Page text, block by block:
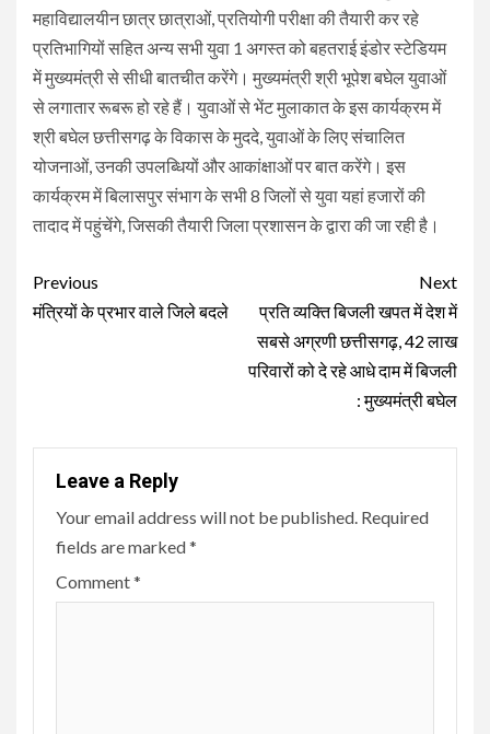
महाविद्यालयीन छात्र छात्राओं, प्रतियोगी परीक्षा की तैयारी कर रहे
प्रतिभागियों सहित अन्य सभी युवा 1 अगस्त को बहतराई इंडोर स्टेडियम
में मुख्यमंत्री से सीधी बातचीत करेंगे। मुख्यमंत्री श्री भूपेश बघेल युवाओं
से लगातार रूबरू हो रहे हैं। युवाओं से भेंट मुलाकात के इस कार्यक्रम में
श्री बघेल छत्तीसगढ़ के विकास के मुददे, युवाओं के लिए संचालित
योजनाओं, उनकी उपलब्धियों और आकांक्षाओं पर बात करेंगे। इस
कार्यक्रम में बिलासपुर संभाग के सभी 8 जिलों से युवा यहां हजारों की
तादाद में पहुंचेंगे, जिसकी तैयारी जिला प्रशासन के द्वारा की जा रही है।
Continue
Reading
Previous
मंत्रियों के प्रभार वाले जिले बदले
Next
प्रति व्यक्ति बिजली खपत में देश में
सबसे अग्रणी छत्तीसगढ़, 42 लाख
परिवारों को दे रहे आधे दाम में बिजली
: मुख्यमंत्री बघेल
Leave a Reply
Your email address will not be published. Required
fields are marked*
Comment*